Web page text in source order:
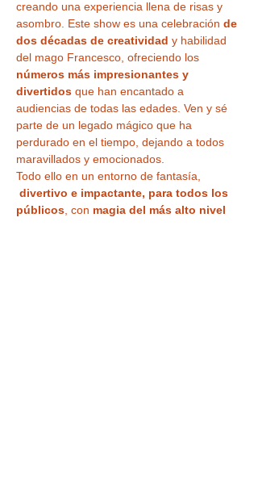
creando una experiencia llena de risas y
asombro. Este show es una celebración de
dos décadas de creatividad y habilidad
del mago Francesco, ofreciendo los
números más impresionantes y
divertidos que han encantado a
audiencias de todas las edades. Ven y sé
parte de un legado mágico que ha
perdurado en el tiempo, dejando a todos
maravillados y emocionados.
Todo ello en un entorno de fantasía,
divertivo e impactante, para todos los
públicos , con magia del más alto nivel